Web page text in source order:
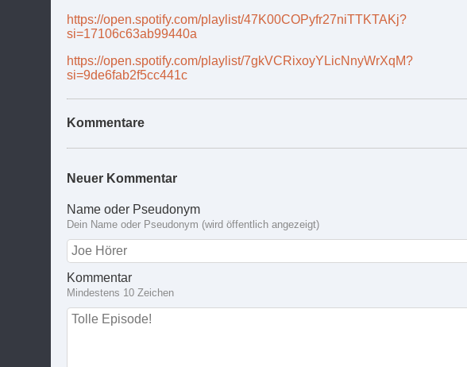
https://open.spotify.com/playlist/47K00COPyfr27niTTKTAKj?
si=17106c63ab99440a
https://open.spotify.com/playlist/7gkVCRixoyYLicNnyWrXqM?
si=9de6fab2f5cc441c
Kommentare
Neuer Kommentar
Name oder Pseudonym
Dein Name oder Pseudonym (wird öffentlich angezeigt)
Kommentar
Mindestens 10 Zeichen